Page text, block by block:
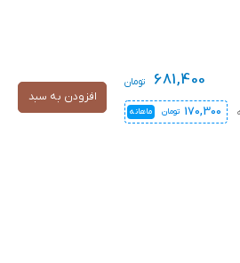
افزودن به سبد
تومان 681,400
ماهانه 170,300 تومان